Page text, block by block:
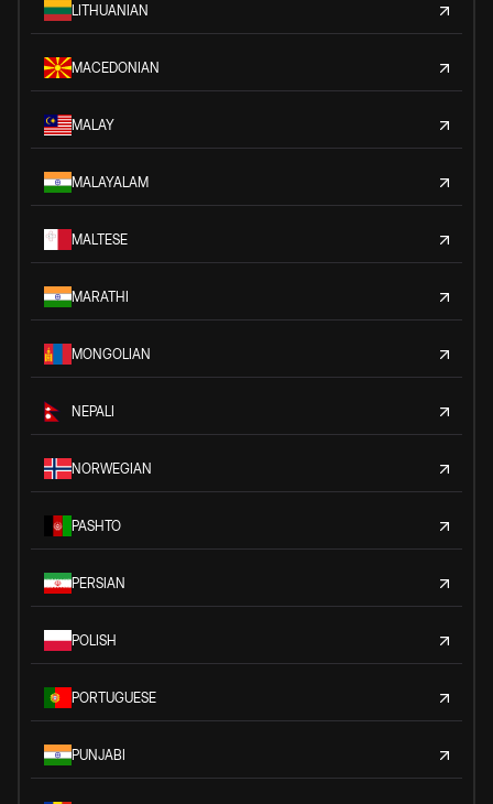
LITHUANIAN
MACEDONIAN
MALAY
MALAYALAM
MALTESE
MARATHI
MONGOLIAN
NEPALI
NORWEGIAN
PASHTO
PERSIAN
POLISH
PORTUGUESE
PUNJABI